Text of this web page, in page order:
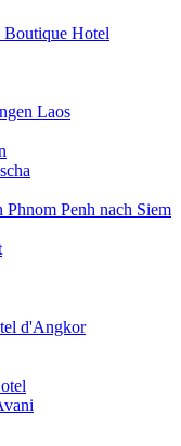
Boutique Hotel
Laos
Penh nach Siem
d'Angkor